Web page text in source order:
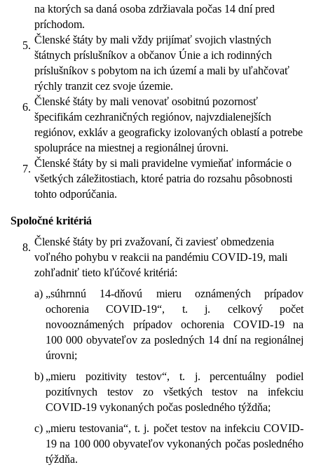
na ktorých sa daná osoba zdržiavala počas 14 dní pred
príchodom.
5. Členské štáty by mali vždy prijímať svojich vlastných
štátnych príslušníkov a občanov Únie a ich rodinných
príslušníkov s pobytom na ich území a mali by uľahčovať
rýchly tranzit cez svoje územie.
6. Členské štáty by mali venovať osobitnú pozornosť
špecifikám cezhraničných regiónov, najvzdialenejších
regiónov, exkláv a geograficky izolovaných oblastí a potrebe
spolupráce na miestnej a regionálnej úrovni.
7. Členské štáty by si mali pravidelne vymieňať informácie o
všetkých záležitostiach, ktoré patria do rozsahu pôsobnosti
tohto odporúčania.
Spoločné kritériá
8. Členské štáty by pri zvažovaní, či zaviesť obmedzenia
voľného pohybu v reakcii na pandémiu COVID-19, mali
zohľadniť tieto kľúčové kritériá:
a) „súhrnnú 14-dňovú mieru oznámených prípadov
ochorenia COVID-19“, t. j. celkový počet
novooznámených prípadov ochorenia COVID-19 na
100 000 obyvateľov za posledných 14 dní na regionálnej
úrovni;
b) „mieru pozitivity testov“, t. j. percentuálny podiel
pozitívnych testov zo všetkých testov na infekciu
COVID-19 vykonaných počas posledného týždňa;
c) „mieru testovania“, t. j. počet testov na infekciu COVID-
19 na 100 000 obyvateľov vykonaných počas posledného
týždňa.